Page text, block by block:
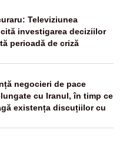
Televiziunea
investigarea deciziilor
perioadă de criză
negocieri de pace
cu Iranul, în timp ce
existența discuțiilor cu